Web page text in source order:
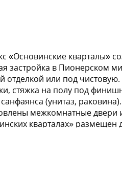
кварталы»
застройка в Пионерском
или под чистовую.
стяжка на полу под
(унитаз,
межкомнатные двери
кварталах» размещен
новых нейронных
- ипотека от ведущих